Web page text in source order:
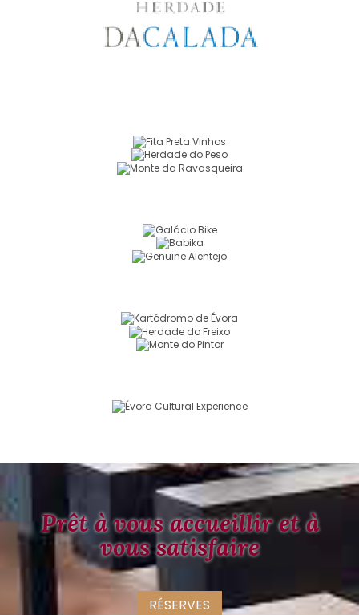
Prêt à vous accueillir et à
vous satisfaire
RÉSERVES